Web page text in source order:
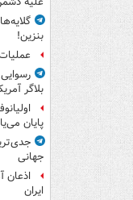
بنزین!
بلاگر
پایان
جهانی
اذعان
ایران